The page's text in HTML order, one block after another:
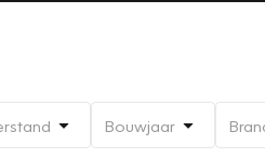
Bouwjaar